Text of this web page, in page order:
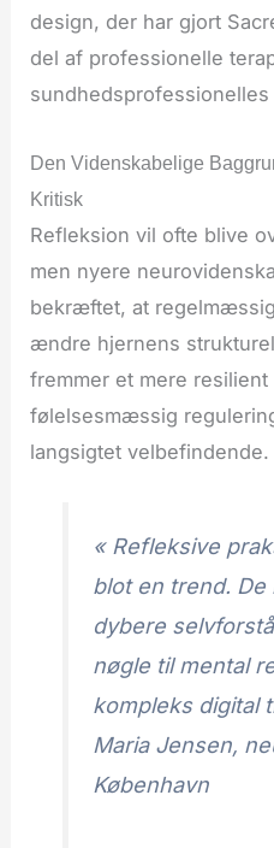
design, der har gjort
del af professionelle
Den Videnskabelige
Kritisk
Refleksion vil ofte blive
men nyere
bekræftet, at
ændre hjernens
fremmer et mere
følelsesmæssig
langsigtet velbefindende.
« Refleksive
blot en trend.
dybere
nøgle til mental
kompleks digital
Maria Jensen,
København